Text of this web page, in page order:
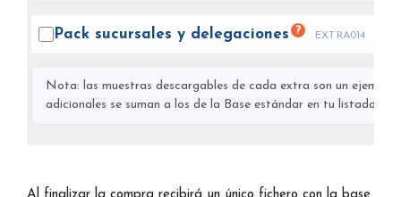
Pack sucursales y delegaciones ? EXTRA014
Nota: las muestras descargables de cada extra son un
adicionales se suman a los de la Base estándar en tu listado